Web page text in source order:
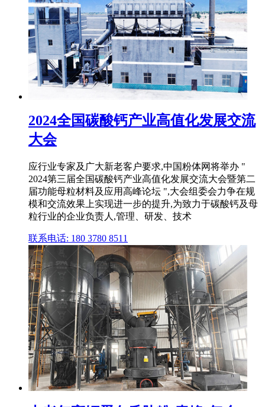
2024全国碳酸钙产业高值化发展交流
大会
应行业专家及广大新老客户要求,中国粉体网将举办 "
2024第三届全国碳酸钙产业高值化发展交流大会暨第二
届功能母粒材料及应用高峰论坛 ",大会组委会力争在规
模和交流效果上实现进一步的提升,为致力于碳酸钙及母
粒行业的企业负责人,管理、研发、技术
联系电话: 180 3780 8511